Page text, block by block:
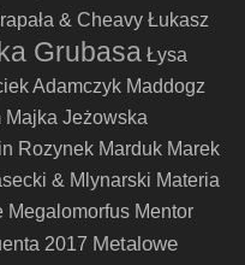
& Cheavy Łukasz
Grubasa Łysa
Adamczyk Maddogz
Majka Jeżowska
Rozynek Marduk Marek
& Mlynarski Materia
Megalomorfus Mentor
2017 Metalowe